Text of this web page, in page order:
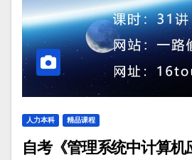
人力本科 精品课程
自考《管理系统中计算机